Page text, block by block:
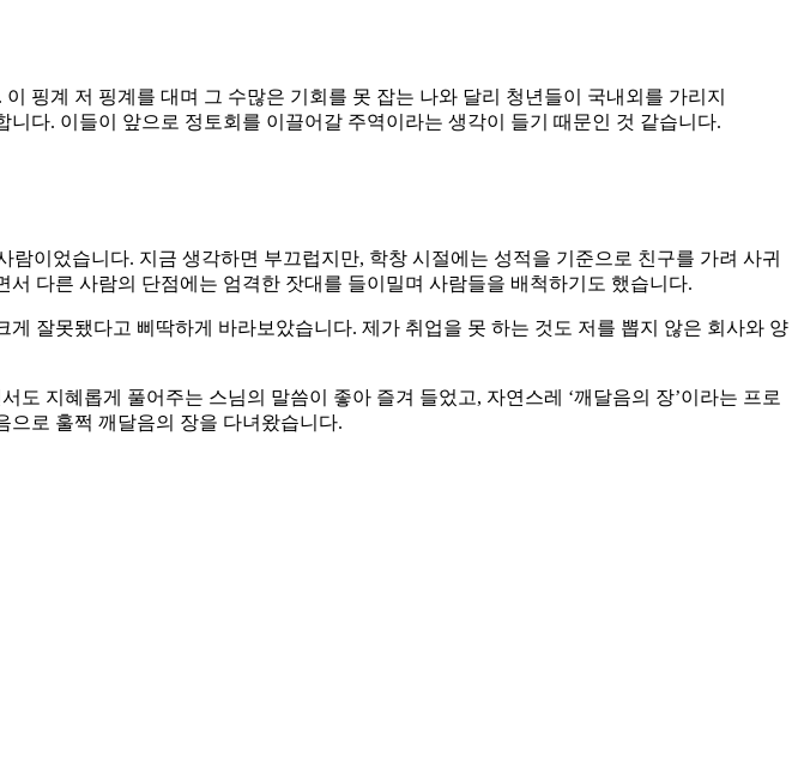
핑계 저 핑계를 대며 그 수많은 기회를 못 잡는 나와 달리 청년들이 국내외를 가리지
다. 이들이 앞으로 정토회를 이끌어갈 주역이라는 생각이 들기 때문인 것 같습니다.
이었습니다. 지금 생각하면 부끄럽지만, 학창 시절에는 성적을 기준으로 친구를 가려 사귀
다른 사람의 단점에는 엄격한 잣대를 들이밀며 사람들을 배척하기도 했습니다.
잘못됐다고 삐딱하게 바라보았습니다. 제가 취업을 못 하는 것도 저를 뽑지 않은 회사와 양
지혜롭게 풀어주는 스님의 말씀이 좋아 즐겨 들었고, 자연스레 ‘깨달음의 장’이라는 프로
으로 훌쩍 깨달음의 장을 다녀왔습니다.